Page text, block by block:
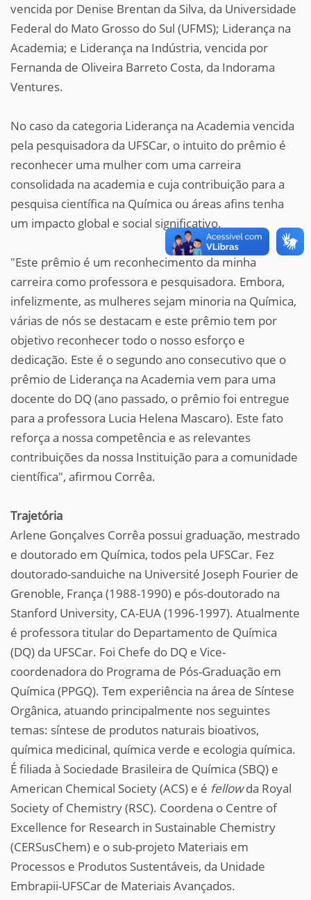
vencida por Denise Brentan da Silva, da Universidade
Federal do Mato Grosso do Sul (UFMS); Liderança na
Academia; e Liderança na Indústria, vencida por
Fernanda de Oliveira Barreto Costa, da Indorama
Ventures.
No caso da categoria Liderança na Academia vencida
pela pesquisadora da UFSCar, o intuito do prêmio é
reconhecer uma mulher com uma carreira
consolidada na academia e cuja contribuição para a
pesquisa científica na Química ou áreas afins tenha
um impacto global e social significativo.
"Este prêmio é um reconhecimento da minha
carreira como professora e pesquisadora. Embora,
infelizmente, as mulheres sejam minoria na Química,
várias de nós se destacam e este prêmio tem por
objetivo reconhecer todo o nosso esforço e
dedicação. Este é o segundo ano consecutivo que o
prêmio de Liderança na Academia vem para uma
docente do DQ (ano passado, o prêmio foi entregue
para a professora Lucia Helena Mascaro). Este fato
reforça a nossa competência e as relevantes
contribuições da nossa Instituição para a comunidade
científica", afirmou Corrêa.
Trajetória
Arlene Gonçalves Corrêa possui graduação, mestrado
e doutorado em Química, todos pela UFSCar. Fez
doutorado-sanduiche na Université Joseph Fourier de
Grenoble, França (1988-1990) e pós-doutorado na
Stanford University, CA-EUA (1996-1997). Atualmente
é professora titular do Departamento de Química
(DQ) da UFSCar. Foi Chefe do DQ e Vice-
coordenadora do Programa de Pós-Graduação em
Química (PPGQ). Tem experiência na área de Síntese
Orgânica, atuando principalmente nos seguintes
temas: síntese de produtos naturais bioativos,
química medicinal, química verde e ecologia química.
É filiada à Sociedade Brasileira de Química (SBQ) e
American Chemical Society (ACS) e é fellowda Royal
Society of Chemistry (RSC). Coordena o Centre of
Excellence for Research in Sustainable Chemistry
(CERSusChem) e o sub-projeto Materiais em
Processos e Produtos Sustentáveis, da Unidade
Embrapii-UFSCar de Materiais Avançados.